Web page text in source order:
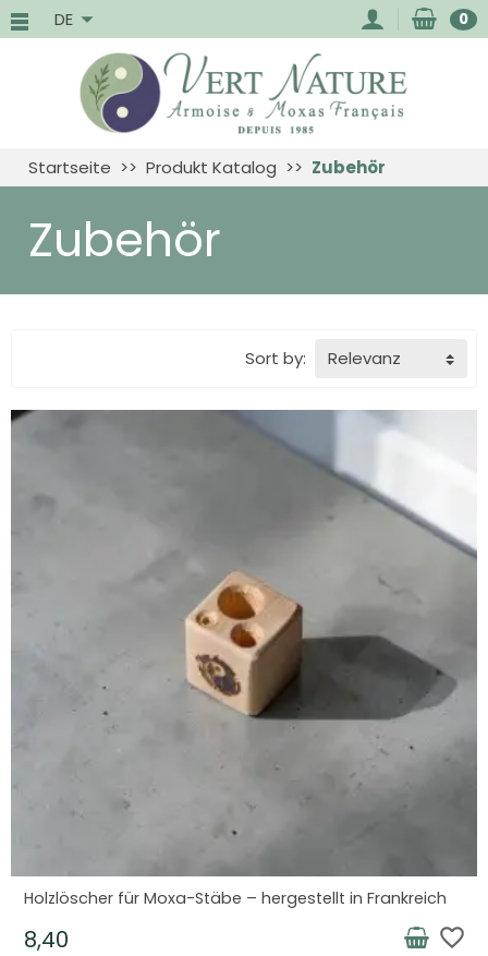
DE 0
Startseite Produkt Katalog Zubehör
Zubehör
Sort by: Relevanz
Holzlöscher für Moxa-Stäbe – hergestellt in Frankreich
8,40 favorite_border